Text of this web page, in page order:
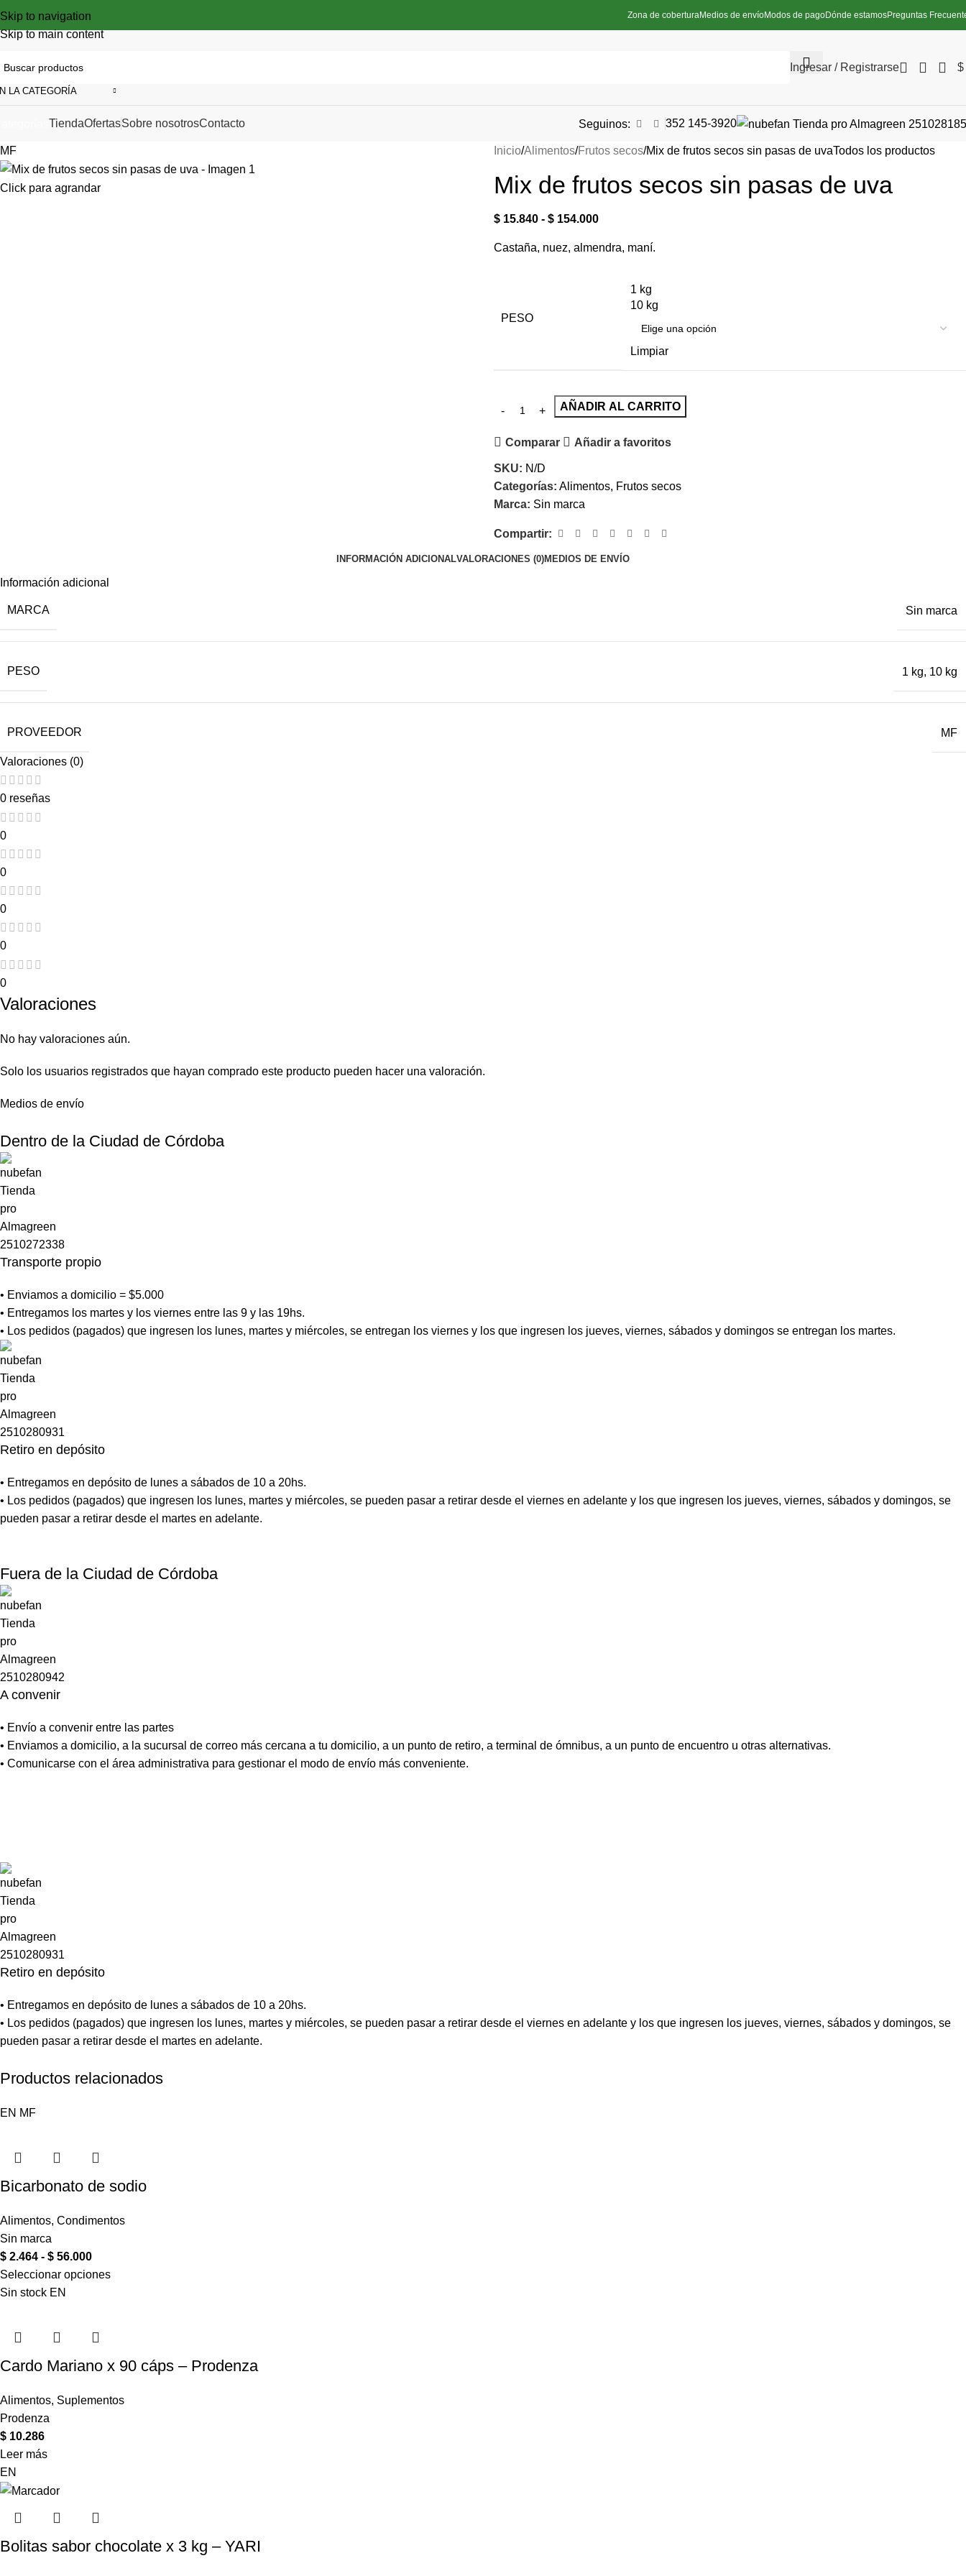
Skip to navigation
Skip to main content
Zona de coberturaMedios de envíoModos de pagoDónde estamosPreguntas
LA CATEGORÍA
Ingresar / Registrarse $
TiendaOfertasSobre nosotrosContacto Seguinos: 352 145-3920
MF
Click para agrandar
Inicio Alimentos Frutos secos Mix de frutos secos sin pasas de uvaTodos los productos
Mix de frutos secos sin pasas de uva
$ 15.840 - $ 154.000
Castaña, nuez, almendra, maní.
PESO
1 kg
10 kg
Limpiar
AÑADIR AL CARRITO
Comparar Añadir a favoritos
SKU: N/D
Categorías: Alimentos, Frutos secos
Marca: Sin marca
Compartir:
INFORMACIÓN ADICIONALVALORACIONES (0)MEDIOS DE ENVÍO
Información adicional
MARCA Sin marca
PESO 1 kg, 10 kg
PROVEEDOR MF
Valoraciones (0)
0 reseñas
0
0
0
0
0
Valoraciones
No hay valoraciones aún.
Solo los usuarios registrados que hayan comprado este producto pueden hacer una valoración.
Medios de envío
Dentro de la Ciudad de Córdoba
Transporte propio
• Enviamos a domicilio = $5.000
• Entregamos los martes y los viernes entre las 9 y las 19hs.
• Los pedidos (pagados) que ingresen los lunes, martes y miércoles, se entregan los viernes y los que ingresen los jueves, viernes, sábados y domingos se entregan los martes.
Retiro en depósito
• Entregamos en depósito de lunes a sábados de 10 a 20hs.
• Los pedidos (pagados) que ingresen los lunes, martes y miércoles, se pueden pasar a retirar desde el viernes en adelante y los que ingresen los jueves, viernes, sábados y domingos, se
pueden pasar a retirar desde el martes en adelante.
Fuera de la Ciudad de Córdoba
A convenir
• Envío a convenir entre las partes
• Enviamos a domicilio, a la sucursal de correo más cercana a tu domicilio, a un punto de retiro, a terminal de ómnibus, a un punto de encuentro u otras alternativas.
• Comunicarse con el área administrativa para gestionar el modo de envío más conveniente.
Retiro en depósito
• Entregamos en depósito de lunes a sábados de 10 a 20hs.
• Los pedidos (pagados) que ingresen los lunes, martes y miércoles, se pueden pasar a retirar desde el viernes en adelante y los que ingresen los jueves, viernes, sábados y domingos, se
pueden pasar a retirar desde el martes en adelante.
Productos relacionados
EN MF
Bicarbonato de sodio
Alimentos, Condimentos
Sin marca
$ 2.464 - $ 56.000
Seleccionar opciones
Sin stock EN
Cardo Mariano x 90 cáps – Prodenza
Alimentos, Suplementos
Prodenza
$ 10.286
Leer más
EN
Bolitas sabor chocolate x 3 kg – YARI